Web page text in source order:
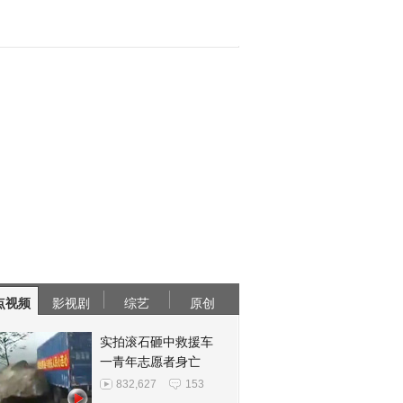
视频 影视剧 综艺 原创
实拍滚石砸中救援车
一青年志愿者身亡
832,627 153